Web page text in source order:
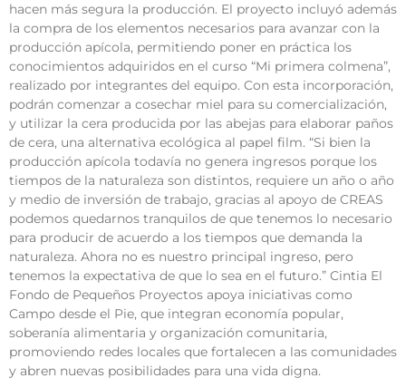
hacen más segura la producción. El proyecto incluyó además
la compra de los elementos necesarios para avanzar con la
producción apícola, permitiendo poner en práctica los
conocimientos adquiridos en el curso “Mi primera colmena”,
realizado por integrantes del equipo. Con esta incorporación,
podrán comenzar a cosechar miel para su comercialización,
y utilizar la cera producida por las abejas para elaborar paños
de cera, una alternativa ecológica al papel film. “Si bien la
producción apícola todavía no genera ingresos porque los
tiempos de la naturaleza son distintos, requiere un año o año
y medio de inversión de trabajo, gracias al apoyo de CREAS
podemos quedarnos tranquilos de que tenemos lo necesario
para producir de acuerdo a los tiempos que demanda la
naturaleza. Ahora no es nuestro principal ingreso, pero
tenemos la expectativa de que lo sea en el futuro.” Cintia El
Fondo de Pequeños Proyectos apoya iniciativas como
Campo desde el Pie, que integran economía popular,
soberanía alimentaria y organización comunitaria,
promoviendo redes locales que fortalecen a las comunidades
y abren nuevas posibilidades para una vida digna.